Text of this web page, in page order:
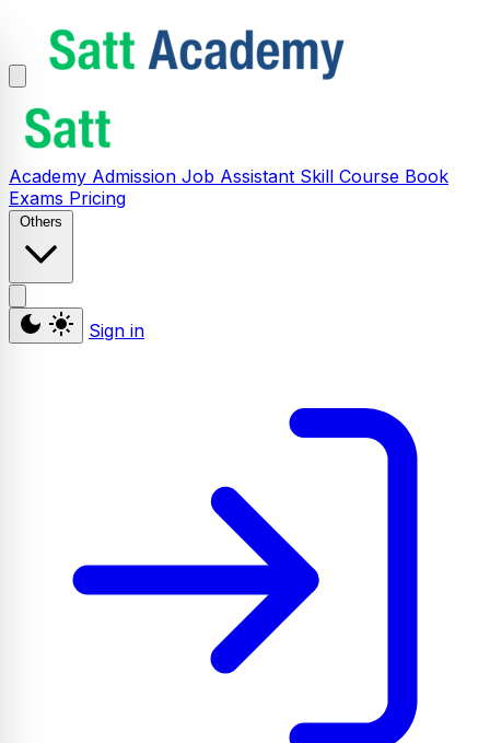
Academy Admission Job Assistant Skill Course Book
Exams Pricing
Others
Sign in